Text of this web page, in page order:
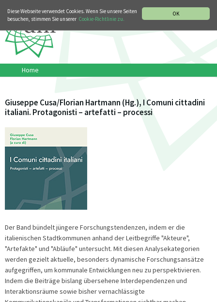
OK
Diese Webseite verwendet Cookies. Wenn Sie unsere Seiten
besuchen, stimmen Sie unserer Cookie-Richtlinie zu.
Home
Giuseppe Cusa/Florian Hartmann (Hg.), I Comuni cittadini
italiani. Protagonisti – artefatti – processi
Der Band bündelt jüngere Forschungstendenzen, indem er die
italienischen Stadtkommunen anhand der Leitbegriffe "Akteure",
"Artefakte" und "Abläufe" untersucht. Mit diesen Analysekategorien
werden gezielt aktuelle, besonders dynamische Forschungsansätze
aufgegriffen, um kommunale Entwicklungen neu zu perspektivieren.
Indem die Beiträge bislang übersehene Interdependenzen und
Interaktionsräume sowie bisher vernachlässigte